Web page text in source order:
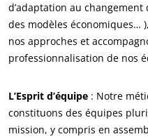
d’adaptation au
des modèles économiques…
nos approches et
professionnalisation de nos
L’Esprit d’équipe : Notre
constituons des équipes
mission, y compris en